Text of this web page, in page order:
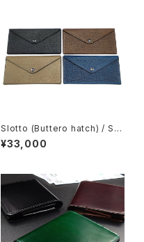
Slotto (Buttero hatch) / Sm
all long wallet
¥33,000